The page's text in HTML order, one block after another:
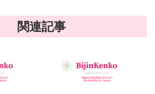
関連記事